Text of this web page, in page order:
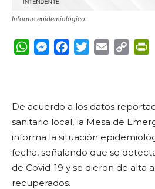
Informe epidemiológico.
WhatsApp
Messenger
FacebookTwitterEmail Copy
De acuerdo a los datos
sanitario local, la Mesa de
informa la situación
fecha, señalando que se
de Covid-19 y se dieron de alta
recuperados.